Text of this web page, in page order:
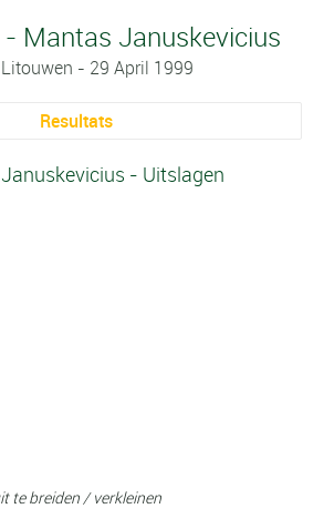
- Mantas Januskevicius
Litouwen - 29 April 1999
Resultats
- Uitslagen
te breiden / verkleinen